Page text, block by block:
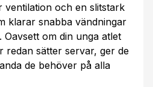
ventilation och en slitstark
klarar snabba vändningar
om din unga atlet
redan sätter servar, ger de
de behöver på alla